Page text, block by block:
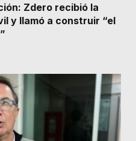
Zdero recibió la
y llamó a construir “el